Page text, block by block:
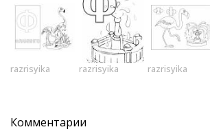
razrisyika razrisyika razrisyika
Комментарии